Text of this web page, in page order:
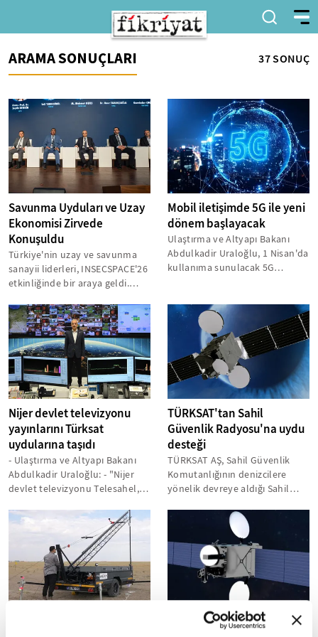
ARAMA SONUÇLARI 37 SONUÇ
Savunma Uyduları ve Uzay
Ekonomisi Zirvede
Konuşuldu
Türkiye'nin uzay ve savunma
sanayii liderleri, INSECSPACE'26
etkinliğinde bir araya geldi.
Mobil iletişimde 5G ile yeni
dönem başlayacak
Ulaştırma ve Altyapı Bakanı
Abdulkadir Uraloğlu, 1 Nisan'da
kullanıma sunulacak 5G
Nijer devlet televizyonu
yayınlarını Türksat
uydularına taşıdı
- Ulaştırma ve Altyapı Bakanı
Abdulkadir Uraloğlu: - "Nijer
devlet televizyonu Telesahel,
kapsamında...
TÜRKSAT'tan Sahil
Güvenlik Radyosu'na uydu
desteği
TÜRKSAT AŞ, Sahil Güvenlik
Komutanlığının denizcilere
yönelik devreye aldığı Sahil
yayın hizmetini...
Bakan Uraloğlu, Türksat 6A